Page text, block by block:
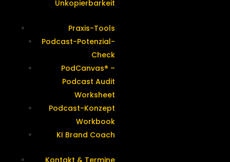
Unkopierbarkeit
Praxis-Tools
Podcast-Potenzial-
Check
PodCanvas® –
Podcast Audit
Worksheet
Podcast-Konzept
Workbook
KI Brand Coach